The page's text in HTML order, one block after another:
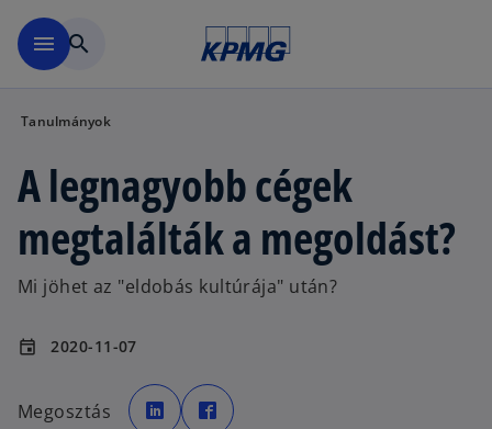
menu search
Tanulmányok
A legnagyobb cégek
megtalálták a megoldást?
Mi jöhet az "eldobás kultúrája" után?
event 2020-11-07
Megosztás
o
p
e
p
e